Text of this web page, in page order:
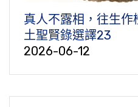
真人不露相，往生
土聖賢錄選譯23
2026-06-12